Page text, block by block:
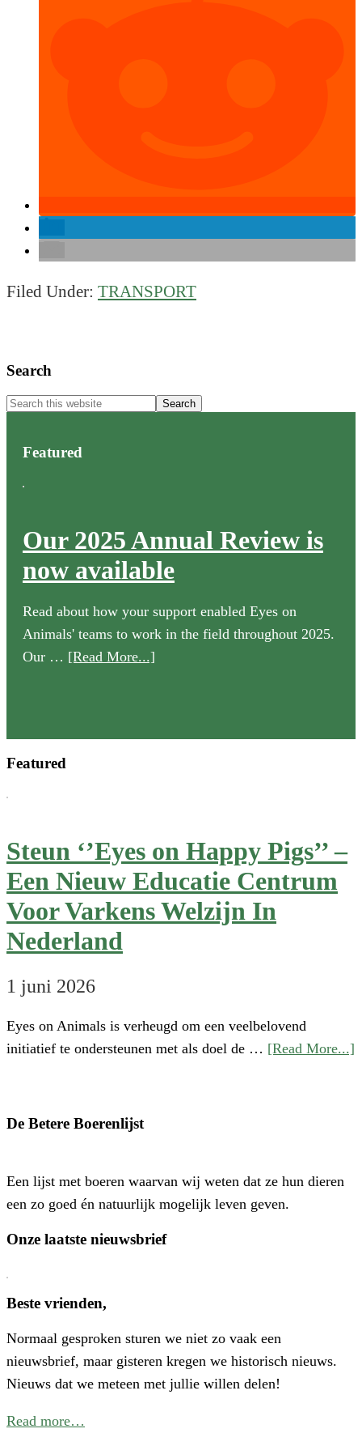
Filed Under: TRANSPORT
Primary
Sidebar
Search
Search
this
Featured
Our 2025 Annual Review is
now available
Read about how your support enabled Eyes on
Animals' teams to work in the field throughout 2025.
Our … [Read More...]
Featured
Steun ‘’Eyes on Happy Pigs’’ –
Een Nieuw Educatie Centrum
Voor Varkens Welzijn In
Nederland
1 juni 2026
Eyes on Animals is verheugd om een veelbelovend
initiatief te ondersteunen met als doel de … [Read More...]
De Betere Boerenlijst
Een lijst met boeren waarvan wij weten dat ze hun dieren
een zo goed én natuurlijk mogelijk leven geven.
Onze laatste nieuwsbrief
Beste vrienden,
Normaal gesproken sturen we niet zo vaak een
nieuwsbrief, maar gisteren kregen we historisch nieuws.
Nieuws dat we meteen met jullie willen delen!
Read more…